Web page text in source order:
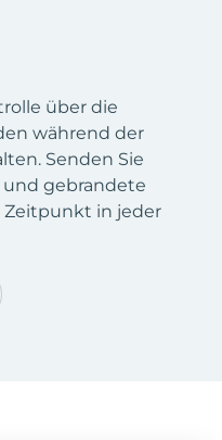
über die
während der
Senden Sie
gebrandete
in jeder